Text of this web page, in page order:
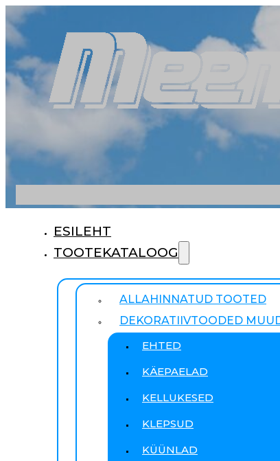
ESILEHT
TOOTEKATALOOG
ALLAHINNATUD TOOTED
DEKORATIIVTOODED
EHTED
KÄEPAELAD
KELLUKESED
KLEPSUD
KÜÜNLAD